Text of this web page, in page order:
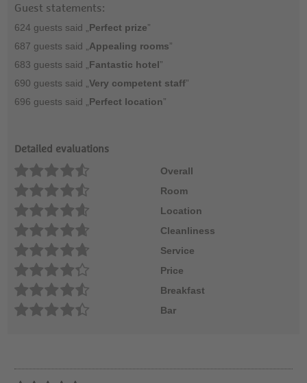
Guest statements:
624 guests said „ Perfect prize”
687 guests said „ Appealing rooms”
683 guests said „ Fantastic hotel”
690 guests said „ Very competent staff”
696 guests said „ Perfect location”
Detailed evaluations
Overall
Room
Location
Cleanliness
Service
Price
Breakfast
Bar